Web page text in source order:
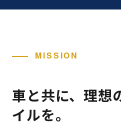
MISSION
車と共に、理想
イルを。